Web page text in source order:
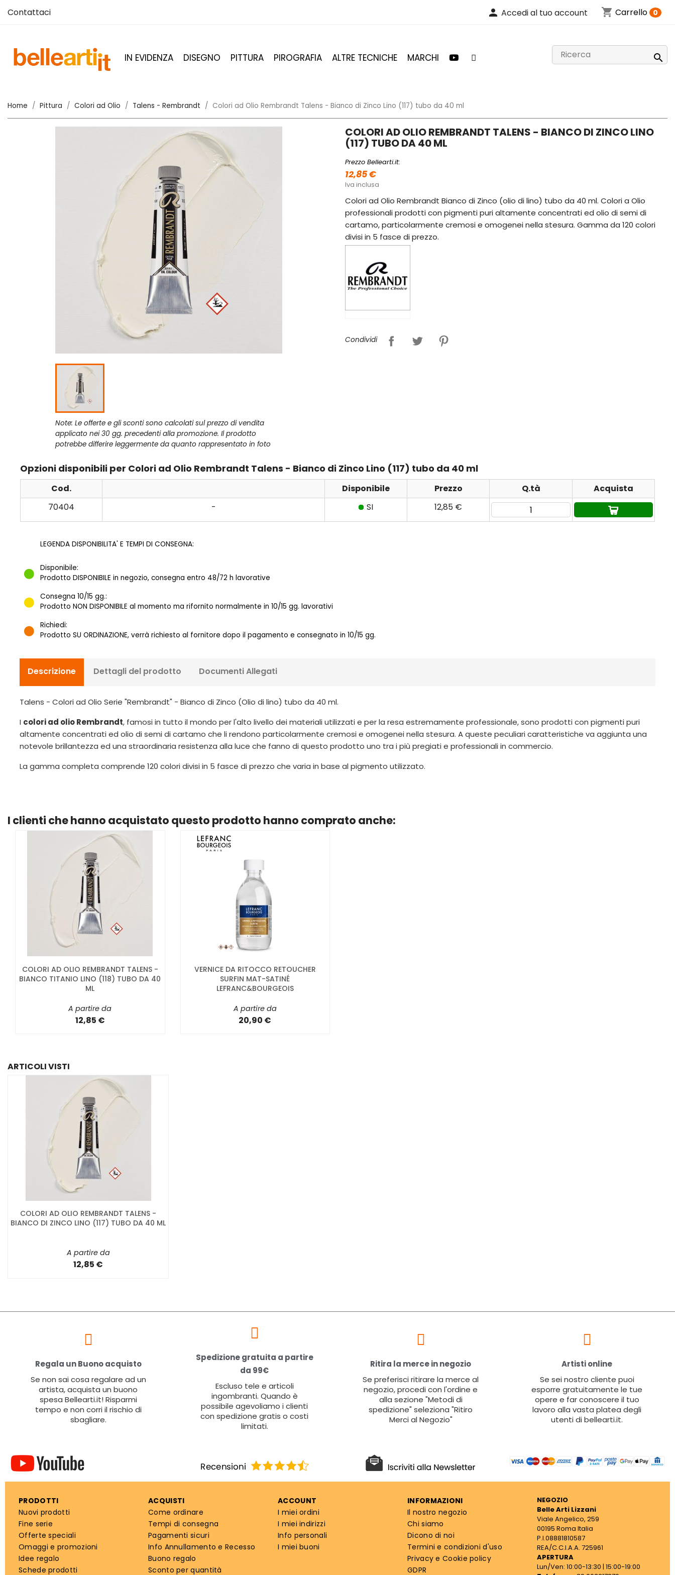
Contattaci person Accedi al tuo account shopping_cart Carrello 0
IN EVIDENZA DISEGNO PITTURA PIROGRAFIA ALTRE TECNICHE MARCHI 
Home Pittura Colori ad Olio Talens - Rembrandt Colori ad Olio Rembrandt Talens - Bianco di Zinco Lino (117) tubo da 40 ml
Note: Le offerte e gli sconti sono calcolati sul prezzo di vendita
applicato nei 30 gg. precedenti alla promozione. Il prodotto
potrebbe differire leggermente da quanto rappresentato in foto
COLORI AD OLIO REMBRANDT TALENS - BIANCO DI ZINCO LINO
(117) TUBO DA 40 ML
Prezzo Bellearti.it:
12,85 €
Iva inclusa
Colori ad Olio Rembrandt Bianco di Zinco (olio di lino) tubo da 40 ml. Colori a Olio
professionali prodotti con pigmenti puri altamente concentrati ed olio di semi di
cartamo, particolarmente cremosi e omogenei nella stesura. Gamma da 120 colori
divisi in 5 fasce di prezzo.
Condividi
Opzioni disponibili per Colori ad Olio Rembrandt Talens - Bianco di Zinco Lino (117) tubo da 40 ml
Cod. Disponibile Prezzo Q.tà
Acquista
70404
- SI 12,85 €
LEGENDA DISPONIBILITA' E TEMPI DI CONSEGNA:
Disponibile:
Prodotto DISPONIBILE in negozio, consegna entro 48/72 h lavorative
Consegna 10/15 gg.:
Prodotto NON DISPONIBILE al momento ma rifornito normalmente in 10/15 gg. lavorativi
Richiedi:
Prodotto SU ORDINAZIONE, verrà richiesto al fornitore dopo il pagamento e consegnato in 10/15 gg.
Descrizione Dettagli del prodotto Documenti Allegati
Talens - Colori ad Olio Serie "Rembrandt" - Bianco di Zinco (Olio di lino) tubo da 40 ml.
I colori ad olio Rembrandt, famosi in tutto il mondo per l'alto livello dei materiali utilizzati e per la resa estremamente professionale, sono prodotti con pigmenti puri
altamente concentrati ed olio di semi di cartamo che li rendono particolarmente cremosi e omogenei nella stesura. A queste peculiari caratteristiche va aggiunta una
notevole brillantezza ed una straordinaria resistenza alla luce che fanno di questo prodotto uno tra i più pregiati e professionali in commercio.
La gamma completa comprende 120 colori divisi in 5 fasce di prezzo che varia in base al pigmento utilizzato.
I clienti che hanno acquistato questo prodotto hanno comprato anche:
COLORI AD OLIO REMBRANDT TALENS -
BIANCO TITANIO LINO (118) TUBO DA 40
ML
A partire da
12,85 €
VERNICE DA RITOCCO RETOUCHER
SURFIN MAT-SATINÉ
LEFRANC&BOURGEOIS
A partire da
20,90 €
ARTICOLI VISTI
COLORI AD OLIO REMBRANDT TALENS -
BIANCO DI ZINCO LINO (117) TUBO DA 40 ML
A partire da
12,85 €
Regala un Buono acquisto
Se non sai cosa regalare ad un
artista, acquista un buono
spesa Bellearti.it! Risparmi
tempo e non corri il rischio di
sbagliare.
Spedizione gratuita a partire
da 99€
Escluso tele e articoli
ingombranti. Quando è
possibile agevoliamo i clienti
con spedizione gratis o costi
limitati.
Ritira la merce in negozio
Se preferisci ritirare la merce al
negozio, procedi con l'ordine e
alla sezione "Metodi di
spedizione" seleziona "Ritiro
Merci al Negozio"
Artisti online
Se sei nostro cliente puoi
esporre gratuitamente le tue
opere e far conoscere il tuo
lavoro alla vasta platea degli
utenti di bellearti.it.
PRODOTTI
Nuovi prodotti
Fine serie
Offerte speciali
Omaggi e promozioni
Idee regalo
Schede prodotti
ACQUISTI
Come ordinare
Tempi di consegna
Pagamenti sicuri
Info Annullamento e Recesso
Buono regalo
Sconto per quantità
ACCOUNT
I miei ordini
I miei indirizzi
Info personali
I miei buoni
INFORMAZIONI
Il nostro negozio
Chi siamo
Dicono di noi
Termini e condizioni d'uso
Privacy e Cookie policy
GDPR
NEGOZIO
Belle Arti Lizzani
Viale Angelico, 259
00195 Roma Italia
P.I.08881810587
REA/C.C.I.A.A. 725961
APERTURA
Lun/Ven: 10:00-13:30 | 15:00-19:00